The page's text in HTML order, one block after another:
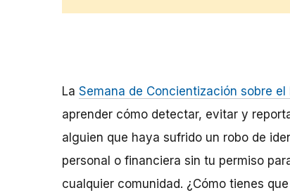
La Semana de Concientización sobre el
aprender cómo detectar, evitar y
alguien que haya sufrido un robo de
personal o financiera sin tu permiso
cualquier comunidad. ¿Cómo tienes